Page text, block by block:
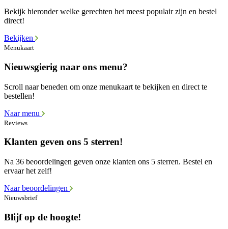
Bekijk hieronder welke gerechten het meest populair zijn en bestel
direct!
Bekijken
Menukaart
Nieuwsgierig naar ons menu?
Scroll naar beneden om onze menukaart te bekijken en direct te
bestellen!
Naar menu
Reviews
Klanten geven ons 5 sterren!
Na 36 beoordelingen geven onze klanten ons 5 sterren. Bestel en
ervaar het zelf!
Naar beoordelingen
Nieuwsbrief
Blijf op de hoogte!